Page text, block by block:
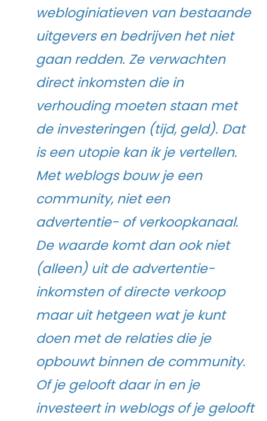
webloginiatieven van bestaande
uitgevers en bedrijven het niet
gaan redden. Ze verwachten
direct inkomsten die in
verhouding moeten staan met
de investeringen (tijd, geld). Dat
is een utopie kan ik je vertellen.
Met weblogs bouw je een
community, niet een
advertentie- of verkoopkanaal.
De waarde komt dan ook niet
(alleen) uit de advertentie-
inkomsten of directe verkoop
maar uit hetgeen wat je kunt
doen met de relaties die je
opbouwt binnen de community.
Of je gelooft daar in en je
investeert in weblogs of je gelooft